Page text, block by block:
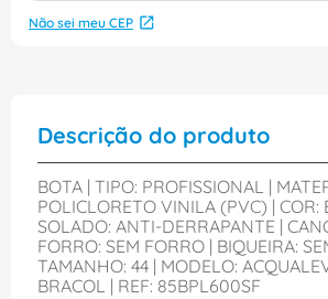
Não sei meu CEP
Descrição do produto
BOTA | TIPO: PROFISSIONAL |
POLICLORETO VINILA (PVC) | COR:
SOLADO: ANTI-DERRAPANTE |
FORRO: SEM FORRO | BIQUEIRA:
TAMANHO: 44 | MODELO:
BRACOL | REF: 85BPL600SF